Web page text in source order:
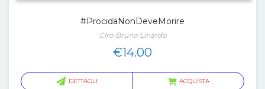
#ProcidaNonDeveMorire
Ciro Bruno Linardo
€14.00
DETTAGLI ACQUISTA